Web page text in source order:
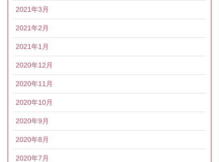
2021年3月
2021年2月
2021年1月
2020年12月
2020年11月
2020年10月
2020年9月
2020年8月
2020年7月